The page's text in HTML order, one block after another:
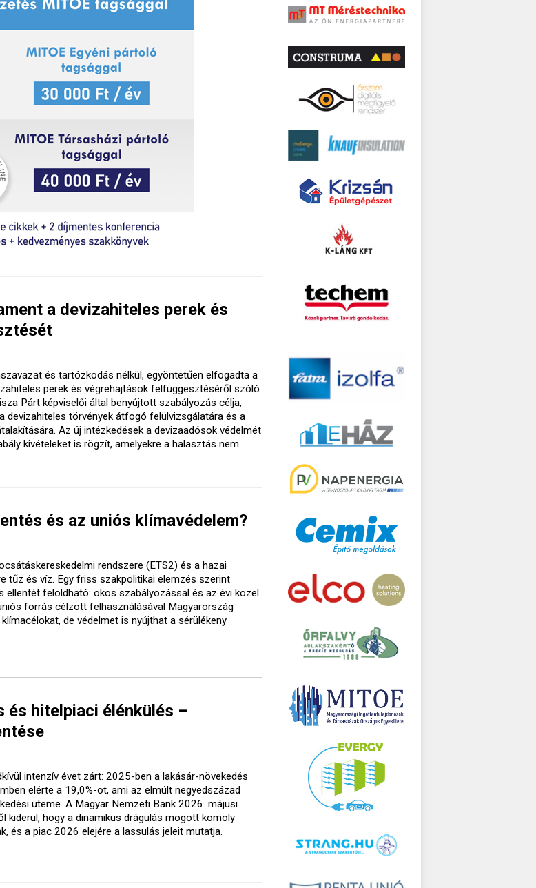
a devizahiteles perek és
és tartózkodás nélkül, egyöntetűen elfogadta a
perek és végrehajtások felfüggesztéséről szóló
Párt képviselői által benyújtott szabályozás célja,
devizahiteles törvények átfogó felülvizsgálatára és a
Az új intézkedések a devizaadósok védelmét
kivételeket is rögzít, amelyekre a halasztás nem
és az uniós klímavédelem?
rendszere (ETS2) és a hazai
tűz és víz. Egy friss szakpolitikai elemzés szerint
ellentét feloldható: okos szabályozással és az évi közel
forrás célzott felhasználásával Magyarország
de védelmet is nyújthat a sérülékeny
és hitelpiaci élénkülés –
intenzív évet zárt: 2025-ben a lakásár-növekedés
elérte a 19,0%-ot, ami az elmúlt negyedszázad
üteme. A Magyar Nemzeti Bank 2026. májusi
kiderül, hogy a dinamikus drágulás mögött komoly
és a piac 2026 elejére a lassulás jeleit mutatja.